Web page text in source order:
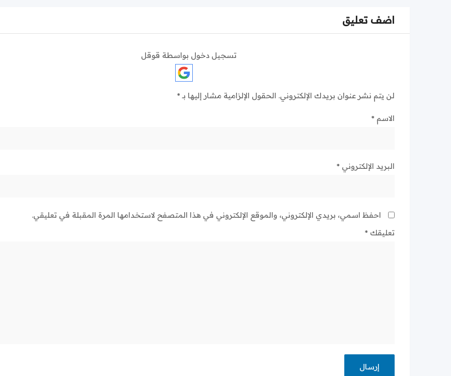
اضف تعليق
تسجيل دخول بواسطة قوقل
لن يتم نشر عنوان بريدك الإلكتروني. الحقول الإلزامية مشار إليها بـ*
الاسم *
البريد الإلكتروني *
احفظ اسمي، بريدي الإلكتروني، والموقع الإلكتروني في هذا المتصفح لاستخدامها المرة المقبلة في تعليقي.
تعليقك *